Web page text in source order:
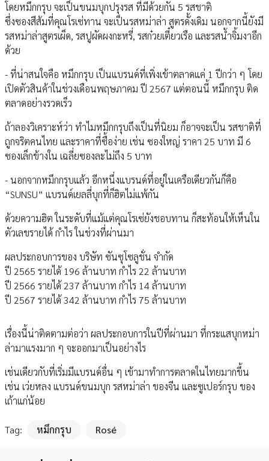
โดยหมึกกรุบ จะเป็นขนมบุกปรุงรส ที่มีด้วยกัน 5 รสชาติ
ซึ่งซองสีส้มที่คุณโรเซ่ทาน จะเป็นรสหม่าล่า สูตรดั้งเดิม นอกจากนี้ยังมี
รสหม่าล่าสูตรเผ็ด, รสปูผัดผงกะหรี่, รสก๋วยเตี๋ยวเรือ และรสน้ำจิ้มงาอีก
ด้วย
- ที่น่าสนใจคือ หมึกกรุบ เป็นแบรนด์ที่เพิ่งเข้าตลาดแค่ 1 ปีกว่า ๆ โดย
เปิดตัวสินค้าในช่วงเดือนพฤษภาคม ปี 2567 แต่ตอนนี้ หมึกกรุบ ติด
ตลาดอย่างรวดเร็ว
ถ้าลองวิเคราะห์ว่า ทำไมหมึกกรุบถึงเป็นที่นิยม ก็อาจจะเป็น รสชาติที่
ถูกจริตคนไทย และราคาที่ซื้อง่าย เช่น ซองใหญ่ ราคา 25 บาท มี 6
ซองเล็กข้างใน เฉลี่ยซองละไม่ถึง 5 บาท
- นอกจากหมึกกรุบแล้ว อีกหนึ่งแบรนด์ที่อยู่ในเครือเดียวกันก็คือ
“SUNSU” แบรนด์เยลลี่บุกที่ก็ฮิตไม่แพ้กัน
ด้วยความฮิต ในระดับที่แม้แต่คุณโรเซ่ยังชอบทาน ก็สะท้อนให้เห็นใน
ตัวเลขรายได้ กำไร ในช่วงที่ผ่านมา
ผลประกอบการของ บริษัท ซันซุโซลูชั่น จำกัด
ปี 2565 รายได้ 196 ล้านบาท กำไร 22 ล้านบาท
ปี 2566 รายได้ 237 ล้านบาท กำไร 14 ล้านบาท
ปี 2567 รายได้ 342 ล้านบาท กำไร 75 ล้านบาท
เรื่องนี้น่าติดตามต่อว่า ผลประกอบการในปีที่ผ่านมา ที่กระแสบุกหม่า
ล่ามาแรงมาก ๆ จะออกมาเป็นอย่างไร
เช่นเดียวกับที่เริ่มมีแบรนด์อื่น ๆ เข้ามาทำการตลาดในไทยมากขึ้น
เช่น เว่ยหลง แบรนด์ขนมบุก รสหม่าล่า ของจีน และซูเปอร์กรุบ ของ
เถ้าแก่น้อย
Tag: หมึกกรุบ Rosé